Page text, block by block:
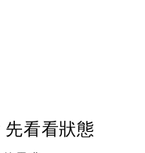
看看狀態